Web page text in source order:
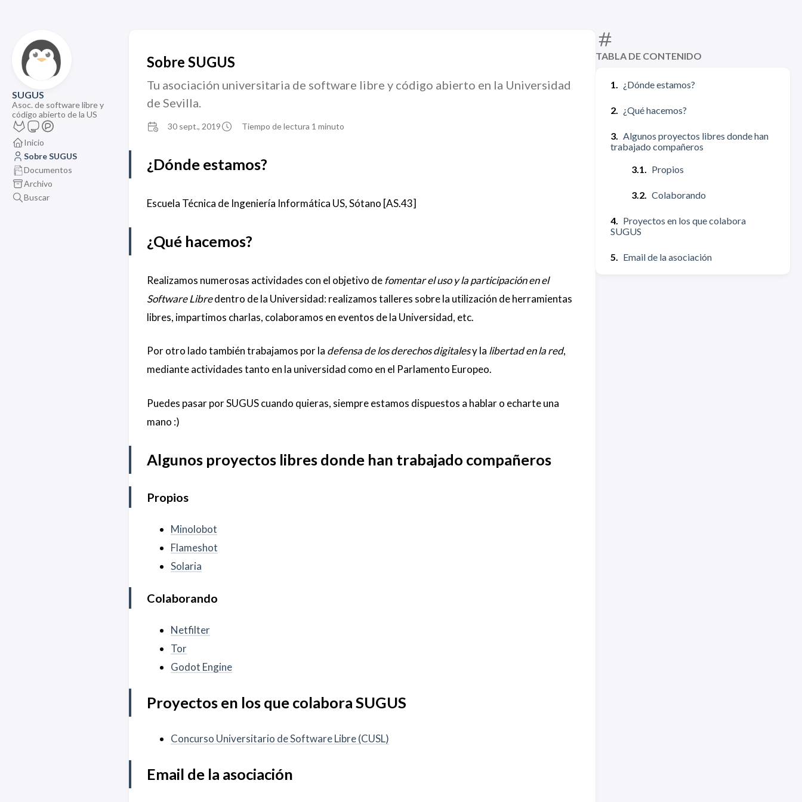
SUGUS
Asoc. de software libre y
código abierto de la US
Inicio
Sobre SUGUS
Documentos
Archivo
Buscar
TABLA DE CONTENIDO
¿Dónde estamos?
¿Qué hacemos?
Algunos proyectos libres donde han
trabajado compañeros
Propios
Colaborando
Proyectos en los que colabora
SUGUS
Email de la asociación
Sobre SUGUS
Tu asociación universitaria de software libre y código abierto en la Universidad
de Sevilla.
30 sept., 2019 Tiempo de lectura 1 minuto
¿Dónde estamos?
Escuela Técnica de Ingeniería Informática US, Sótano [AS.43]
¿Qué hacemos?
Realizamos numerosas actividades con el objetivo de fomentar el uso y la participación en el
Software Libredentro de la Universidad: realizamos talleres sobre la utilización de herramientas
libres, impartimos charlas, colaboramos en eventos de la Universidad, etc.
Por otro lado también trabajamos por la defensa de los derechos digitalesy la libertad en la red,
mediante actividades tanto en la universidad como en el Parlamento Europeo.
Puedes pasar por SUGUS cuando quieras, siempre estamos dispuestos a hablar o echarte una
mano :)
Algunos proyectos libres donde han trabajado compañeros
Propios
Minolobot
Flameshot
Solaria
Colaborando
Netfilter
Tor
Godot Engine
Proyectos en los que colabora SUGUS
Concurso Universitario de Software Libre (CUSL)
Email de la asociación